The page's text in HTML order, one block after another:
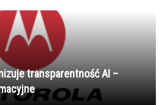
transparentność AI –